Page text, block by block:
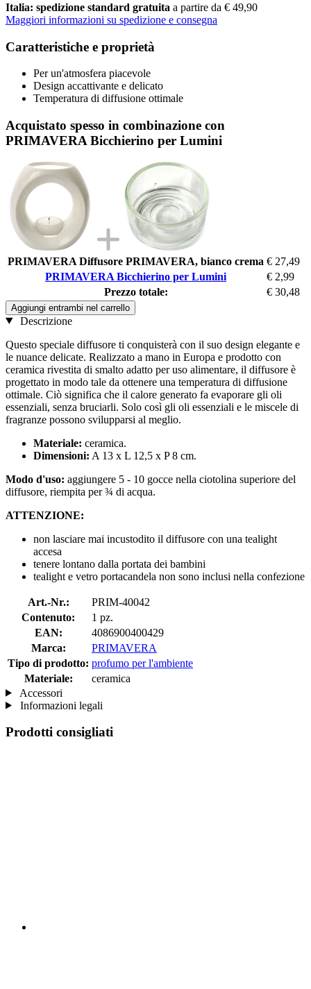
Italia: spedizione standard gratuita a partire da € 49,90
Maggiori informazioni su spedizione e consegna
Caratteristiche e proprietà
Per un'atmosfera piacevole
Design accattivante e delicato
Temperatura di diffusione ottimale
Acquistato spesso in combinazione con
PRIMAVERA Bicchierino per Lumini
PRIMAVERA Diffusore PRIMAVERA, bianco crema € 27,49
PRIMAVERA Bicchierino per Lumini
€ 2,99
Prezzo totale:
€ 30,48
Aggiungi entrambi nel carrello
Descrizione
Questo speciale diffusore ti conquisterà con il suo design elegante e
le nuance delicate. Realizzato a mano in Europa e prodotto con
ceramica rivestita di smalto adatto per uso alimentare, il diffusore è
progettato in modo tale da ottenere una temperatura di diffusione
ottimale. Ciò significa che il calore generato fa evaporare gli oli
essenziali, senza bruciarli. Solo così gli oli essenziali e le miscele di
fragranze possono svilupparsi al meglio.
Materiale: ceramica.
Dimensioni: A 13 x L 12,5 x P 8 cm.
Modo d'uso: aggiungere 5 - 10 gocce nella ciotolina superiore del
diffusore, riempita per ¾ di acqua.
ATTENZIONE:
non lasciare mai incustodito il diffusore con una tealight
accesa
tenere lontano dalla portata dei bambini
tealight e vetro portacandela non sono inclusi nella confezione
Art.-Nr.:
PRIM-40042
Contenuto:
1 pz.
EAN:
4086900400429
Marca:
PRIMAVERA
Tipo di prodotto: profumo per l'ambiente
Materiale:
ceramica
Accessori
Informazioni legali
Prodotti consigliati